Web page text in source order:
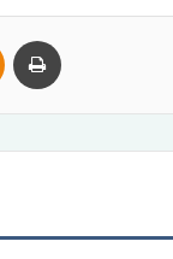
Odnoklassniki